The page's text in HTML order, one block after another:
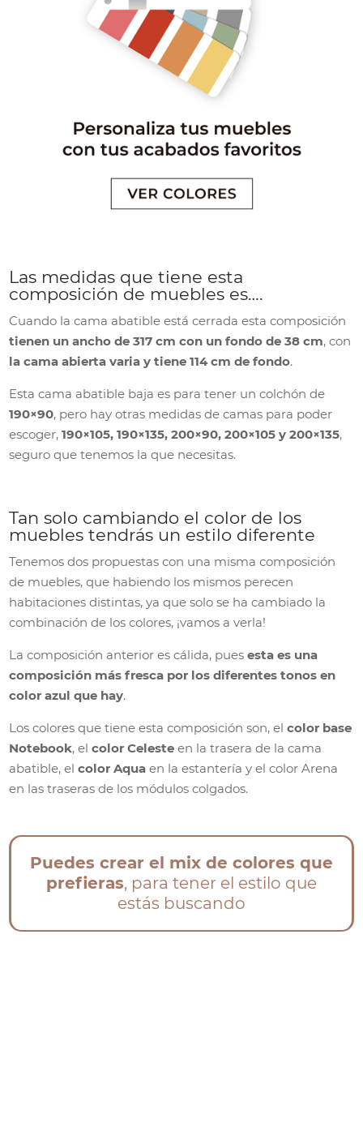
Las medidas que tiene esta
composición de muebles es….
Cuando la cama abatible está cerrada esta composición
tienen un ancho de 317 cm con un fondo de 38 cm, con
la cama abierta varia y tiene 114 cm de fondo.
Esta cama abatible baja es para tener un colchón de
190×90, pero hay otras medidas de camas para poder
escoger,190×105, 190×135, 200×90, 200×105 y 200×135,
seguro que tenemos la que necesitas.
Tan solo cambiando el color de los
muebles tendrás un estilo diferente
Tenemos dos propuestas con una misma composición
de muebles, que habiendo los mismos perecen
habitaciones distintas, ya que solo se ha cambiado la
combinación de los colores, ¡vamos a verla!
La composición anterior es cálida, puesesta es una
composición más fresca por los diferentes tonos en
color azul que hay.
Los colores que tiene esta composición son, elcolor base
Notebook, elcolor Celeste en la trasera de la cama
abatible, elcolor Aqua en la estantería y el color Arena
en las traseras de los módulos colgados.
Puedes crear el mix de colores que
prefieras, para tener el estilo que
estás buscando